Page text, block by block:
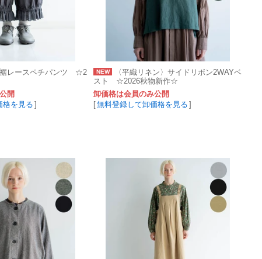
裾レースペチパンツ ☆2
開
格を見る]
NEW
〈平織リネン〉サイドリボン2WAYベ
スト ☆2026秋物新作☆
卸価格は会員のみ公開
[無料登録して卸価格を見る ]